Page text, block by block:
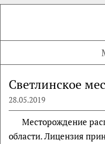
Светлинское
28.05.2019
Месторождение
области. Лицензия